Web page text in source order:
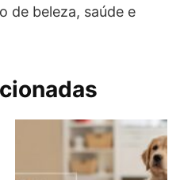
de beleza, saúde e